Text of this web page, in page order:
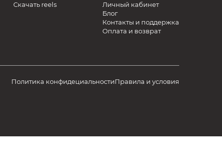
Скачать reels
Личный кабинет
Блог
Контакты и поддержка
Оплата и возврат
Политика конфидециальностиПравила и условия